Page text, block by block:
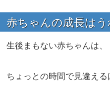
赤ちゃんの成長は
生後まもない赤ちゃんは、
ちょっとの時間で見違え